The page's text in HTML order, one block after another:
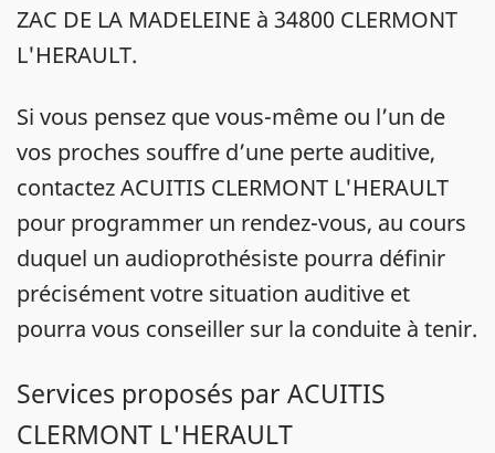
ZAC DE LA MADELEINE à 34800 CLERMONT
L'HERAULT.
Si vous pensez que vous-même ou l’un de
vos proches souffre d’une perte auditive,
contactez ACUITIS CLERMONT L'HERAULT
pour programmer un rendez-vous, au cours
duquel un audioprothésiste pourra définir
précisément votre situation auditive et
pourra vous conseiller sur la conduite à tenir.
Services proposés par ACUITIS
CLERMONT L'HERAULT